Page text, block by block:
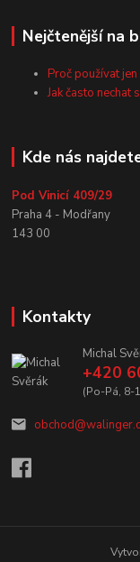
Nejčtenější na
Proč používat
Jak často
Kde nás
Pod Vinicí 409/29
Praha 4 - Modřany
143 00
Kontakty
Michal
+420
(Po-Pá, 8-